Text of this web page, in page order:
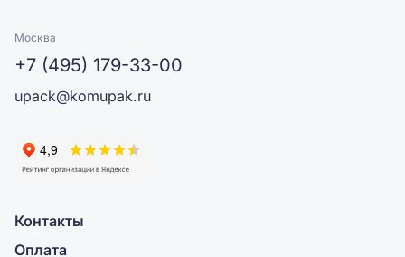
Москва
+7 (495) 179-33-00
upack@komupak.ru
Контакты
Оплата